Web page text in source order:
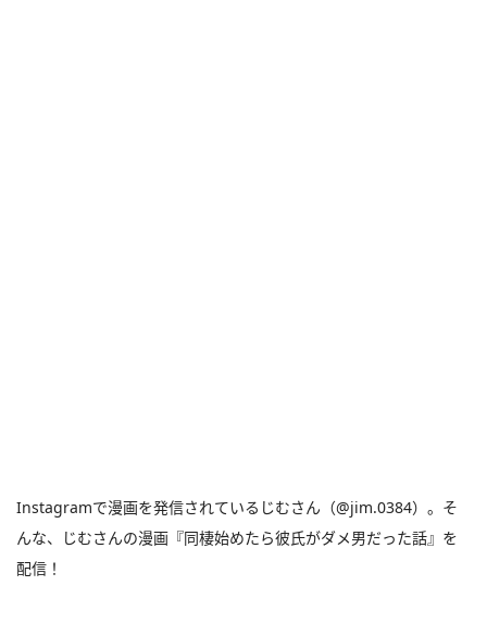
Instagramで漫画を発信されているじむさん（@jim.0384）。そ
んな、じむさんの漫画『同棲始めたら彼氏がダメ男だった話』を
配信！